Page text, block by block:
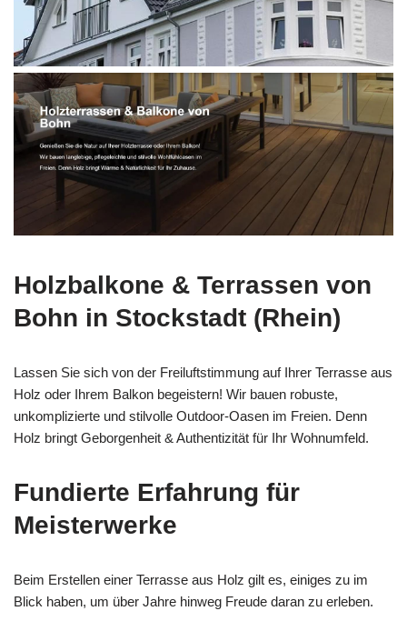
Holzbalkone & Terrassen von
Bohn in Stockstadt (Rhein)
Lassen Sie sich von der Freiluftstimmung auf Ihrer Terrasse aus
Holz oder Ihrem Balkon begeistern! Wir bauen robuste,
unkomplizierte und stilvolle Outdoor-Oasen im Freien. Denn
Holz bringt Geborgenheit & Authentizität für Ihr Wohnumfeld.
Fundierte Erfahrung für
Meisterwerke
Beim Erstellen einer Terrasse aus Holz gilt es, einiges zu im
Blick haben, um über Jahre hinweg Freude daran zu erleben.